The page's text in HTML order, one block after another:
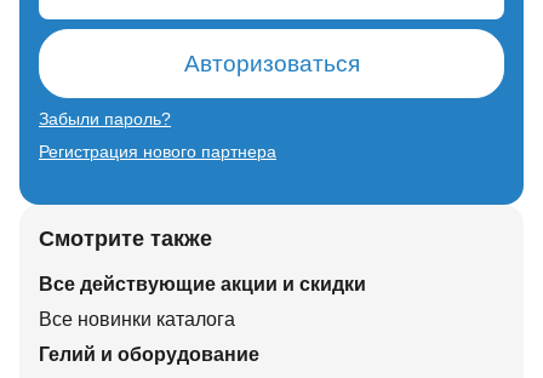
Авторизоваться
Забыли пароль?
Регистрация нового партнера
Смотрите также
Все действующие акции и скидки
Все новинки каталога
Гелий и оборудование